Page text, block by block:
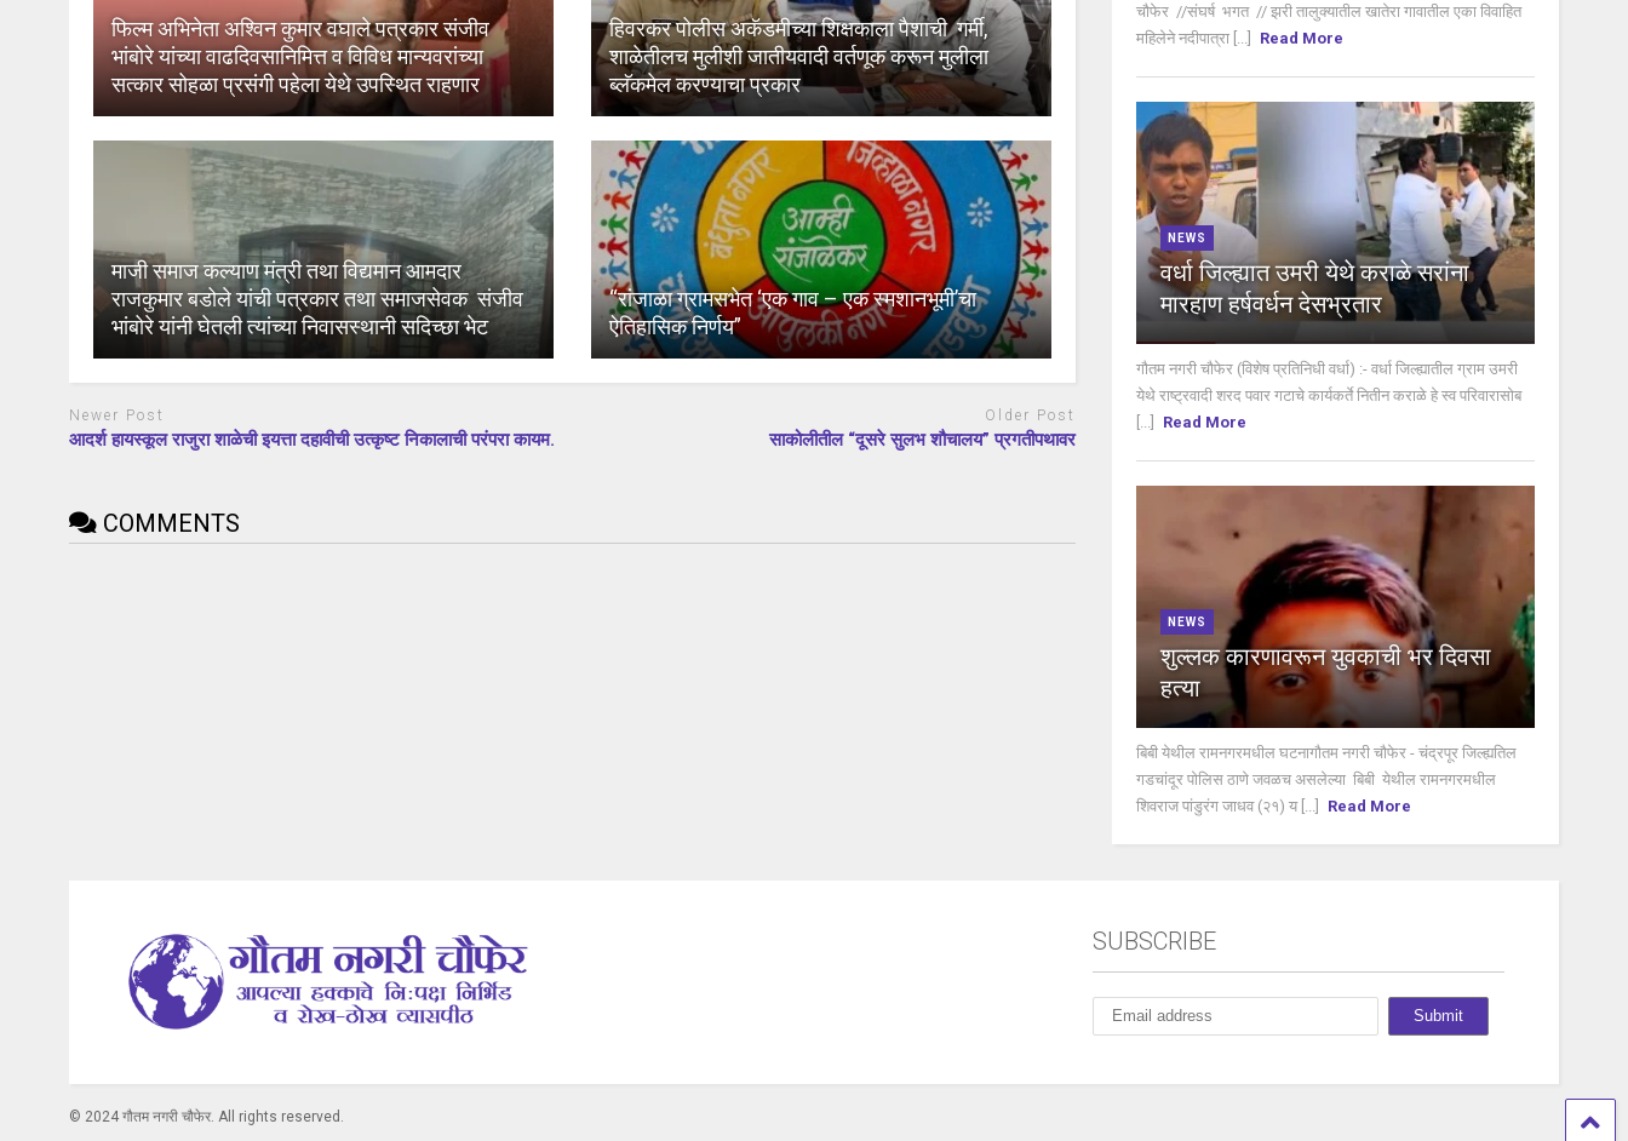
फिल्म अभिनेता अश्विन कुमार वघाले पत्रकार संजीव
भांबोरे यांच्या वाढदिवसानिमित्त व विविध मान्यवरांच्या
सत्कार सोहळा प्रसंगी पहेला येथे उपस्थित राहणार
हिवरकर पोलीस अकॅडमीच्या शिक्षकाला पैशाची गर्मी,
शाळेतीलच मुलीशी जातीयवादी वर्तणूक करून मुलीला
ब्लॅकमेल करण्याचा प्रकार
माजी समाज कल्याण मंत्री तथा विद्यमान आमदार
राजकुमार बडोले यांची पत्रकार तथा समाजसेवक संजीव
भांबोरे यांनी घेतली त्यांच्या निवासस्थानी सदिच्छा भेट
“रांजाळा ग्रामसभेत ‘एक गाव – एक स्मशानभूमी’चा
ऐतिहासिक निर्णय”
Newer Post
आदर्श हायस्कूल राजुरा शाळेची इयत्ता दहावीची उत्कृष्ट निकालाची परंपरा कायम.
Older Post
साकोलीतील “दूसरे सुलभ शौचालय” प्रगतीपथावर
COMMENTS
चौफेर //संघर्ष भगत // झरी तालुक्यातील खातेरा गावातील एका विवाहित
महिलेने नदीपात्रा [...]
Read More
NEWS
वर्धा जिल्ह्यात उमरी येथे कराळे सरांना
मारहाण हर्षवर्धन देसभ्रतार
गौतम नगरी चौफेर (विशेष प्रतिनिधी वर्धा) :- वर्धा जिल्ह्यातील ग्राम उमरी
येथे राष्ट्रवादी शरद पवार गटाचे कार्यकर्ते नितीन कराळे हे स्व परिवारासोब
Read More
NEWS
शुल्लक कारणावरून युवकाची भर दिवसा
हत्या
बिबी येथील रामनगरमधील घटनागौतम नगरी चौफेर - चंद्रपूर जिल्ह्यतिल
गडचांदूर पोलिस ठाणे जवळच असलेल्या बिबी येथील रामनगरमधील
शिवराज पांडुरंग जाधव (२१) य [...]
Read More
SUBSCRIBE
© 2024 गौतम नगरी चौफेर. All rights reserved.